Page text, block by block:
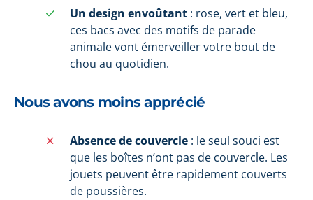
Un design envoûtant : rose, vert et bleu,
ces bacs avec des motifs de parade
animale vont émerveiller votre bout de
chou au quotidien.
Nous avons moins apprécié
Absence de couvercle : le seul souci est
que les boîtes n’ont pas de couvercle. Les
jouets peuvent être rapidement couverts
de poussières.